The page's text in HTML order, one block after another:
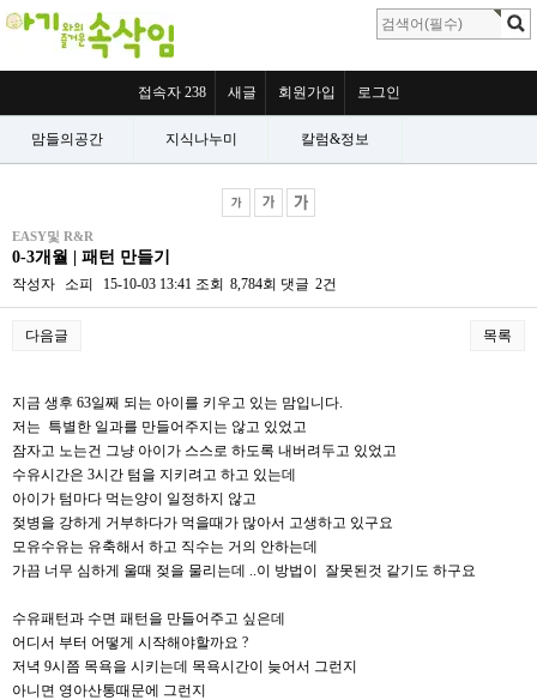
접속자 238 새글 회원가입 로그인
맘들의공간 지식나누미 칼럼&정보
EASY및 R&R
0-3개월 | 패턴 만들기
작성자 소피 15-10-03 13:41 조회 8,784회 댓글 2건
다음글 목록
지금 생후 63일째 되는 아이를 키우고 있는 맘입니다.
저는 특별한 일과를 만들어주지는 않고 있었고
잠자고 노는건 그냥 아이가 스스로 하도록 내버려두고 있었고
수유시간은 3시간 텀을 지키려고 하고 있는데
아이가 텀마다 먹는양이 일정하지 않고
젖병을 강하게 거부하다가 먹을때가 많아서 고생하고 있구요
모유수유는 유축해서 하고 직수는 거의 안하는데
가끔 너무 심하게 울때 젖을 물리는데 ..이 방법이 잘못된것 같기도 하구요
수유패턴과 수면 패턴을 만들어주고 싶은데
어디서 부터 어떻게 시작해야할까요 ?
저녁 9시쯤 목욕을 시키는데 목욕시간이 늦어서 그런지
아니면 영아산통때문에 그런지